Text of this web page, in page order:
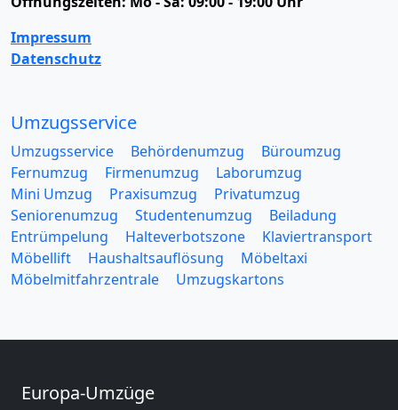
Impressum
Datenschutz
Umzugsservice
Umzugsservice Behördenumzug
Büroumzug
Fernumzug
Firmenumzug
Laborumzug
Mini Umzug
Praxisumzug
Privatumzug
Seniorenumzug
Studentenumzug
Beiladung
Entrümpelung
Halteverbotszone
Klaviertransport
Möbellift
Haushaltsauflösung
Möbeltaxi
Möbelmitfahrzentrale
Umzugskartons
Europa-Umzüge